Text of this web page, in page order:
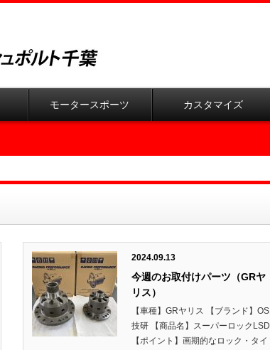
モータースポーツ カスタマイズ
2024.09.13
今週のお取付けパーツ（GRヤ
リス）
【車種】GRヤリス 【ブランド】OS
技研 【商品名】スーパーロックLSD
【ポイント】画期的なロック・タイ